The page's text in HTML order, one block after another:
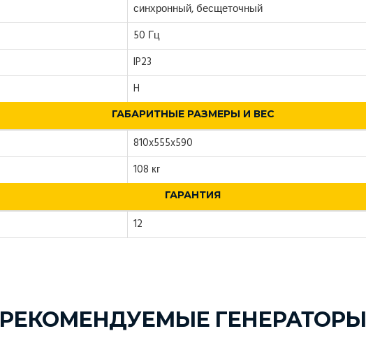
синхронный, бесщеточный
50 Гц
IP23
H
ГАБАРИТНЫЕ РАЗМЕРЫ И ВЕС
810x555x590
108 кг
ГАРАНТИЯ
12
РЕКОМЕНДУЕМЫЕ ГЕНЕРАТОРЫ